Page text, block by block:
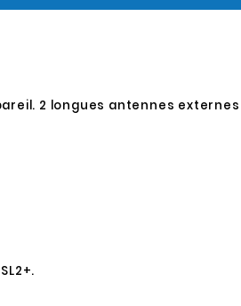
2 longues antennes externes